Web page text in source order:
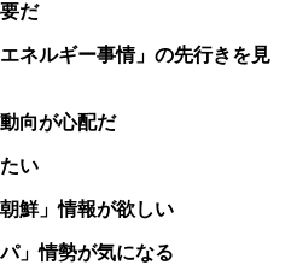
だ
ネルギー事情」の先行きを見
向が心配だ
い
鮮」情報が欲しい
」情勢が気になる